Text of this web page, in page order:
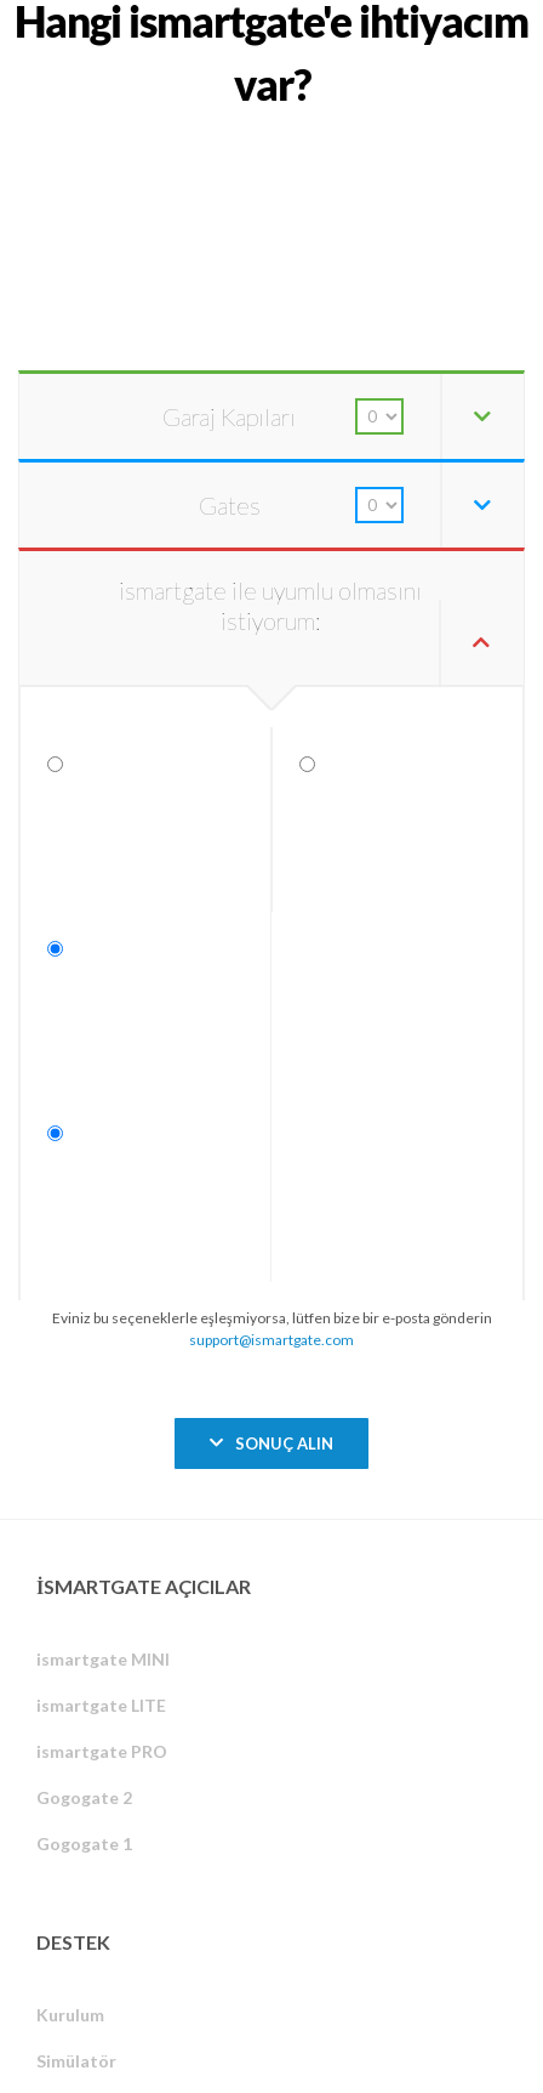
Hangi ismartgate'e ihtiyacım
var?
Garaj Kapıları
Gates
ismartgate ile uyumlu olmasını
istiyorum:
Eviniz bu seçeneklerle eşleşmiyorsa, lütfen bize bir e-posta gönderin
support@ismartgate.com
SONUÇ ALIN
ISMARTGATE AÇICILAR
ismartgate MINI
ismartgate LITE
ismartgate PRO
Gogogate 2
Gogogate 1
DESTEK
Kurulum
Simülatör